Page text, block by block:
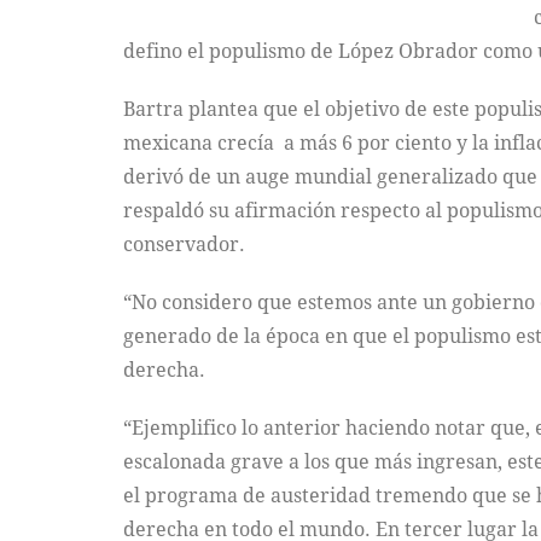
defino el populismo de López Obrador
Bartra plantea que el objetivo de este
mexicana crecía a más 6 por ciento y la
derivó de un auge mundial generalizado
respaldó su afirmación respecto al
conservador.
“No considero que estemos ante un
generado de la época en que el populismo
derecha.
“Ejemplifico lo anterior haciendo notar
escalonada grave a los que más ingresan,
el programa de austeridad tremendo que
derecha en todo el mundo. En tercer lugar